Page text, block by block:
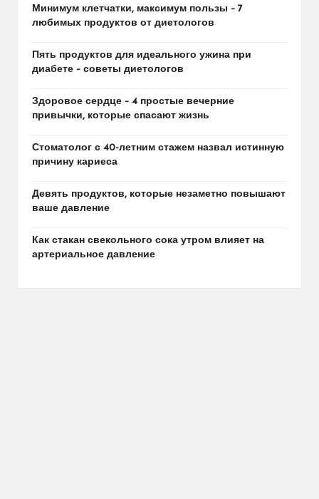
Минимум клетчатки, максимум пользы – 7
любимых продуктов от диетологов
Пять продуктов для идеального ужина при
диабете – советы диетологов
Здоровое сердце – 4 простые вечерние
привычки, которые спасают жизнь
Стоматолог с 40-летним стажем назвал истинную
причину кариеса
Девять продуктов, которые незаметно повышают
ваше давление
Как стакан свекольного сока утром влияет на
артериальное давление